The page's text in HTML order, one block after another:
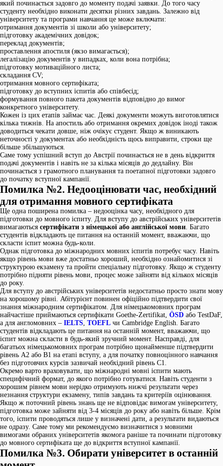
який починається задовго до моменту подачі заявки. До того часу
студенту необхідно виконати десятки різних завдань. Залежно від
університету та програми навчання це може включати:
отримання документів зі школи або університету;
підготовку академічних довідок;
переклад документів;
проставлення апостиля (якзо вимагається);
легалізацію документів у випадках, коли вона потрібна;
підготовку мотиваційного листа;
складання CV;
отримання мовного сертифіката;
підготовку до вступних іспитів або співбесід;
формування повного пакета документів відповідно до вимог
конкретного університету.
Кожен із цих етапів займає час. Деякі документи можуть виготовлятися
кілька тижнів. На апостиль або отримання окремих довідок іноді також
доводиться чекати довше, ніж очікує студент. Якщо ж виникають
неточності у документах або необхідність щось виправити, строки ще
більше збільшуються.
Саме тому успішний вступ до Австрії починається не в день відкриття
подачі документів і навіть не за кілька місяців до дедлайну. Він
починається з грамотного планування та поетапної підготовки задовго
до початку вступної кампанії.
Помилка №2. Недооцінювати час, необхідний
для отримання мовного сертифіката
Ще одна поширена помилка – недооцінка часу, необхідного для
підготовки до мовного іспиту. Для вступу до австрійських університетів
вимагаються сертифікати з німецької або англійської мови. Багато
студентів відкладають це питання на останній момент, вважаючи, що
скласти іспит можна будь-коли.
Однак підготовка до міжнародних мовних іспитів потребує часу. Навіть
якщо рівень мови вже достатньо хороший, необхідно ознайомитися зі
структурою екзамену та пройти спеціальну підготовку. Якщо ж студенту
потрібно підняти рівень мови, процес може зайняти від кількох місяців
до року.
Для вступу до австрійських університетів недостатньо просто знати мову
на хорошому рівні. Абітурієнт повинен офіційно підтвердити свої
знання міжнародним сертифікатом. Для німецькомовних програм
найчастіше приймаються сертифікати Goethe-Zertifikat, ÖSD або TestDaF,
а для англомовних – IELTS, TOEFL чи Cambridge English. Багато
студентів відкладають це питання на останній момент, вважаючи, що
іспит можна скласти в будь-який зручний момент. Насправді, для
багатьох німецькомовних програм потрібно щонайменше підтвердити
рівень А2 або В1 на етапі вступу, а для початку повноцінного навчання
без підготовчих курсів зазвичай необхідний рівень С1.
Окремо варто враховувати, що міжнародні мовні іспити мають
специфічний формат, до якого потрібно готуватися. Навіть студенти з
хорошим рівнем мови нерідко отримують нижчі результати через
незнання структури екзамену, типів завдань та критеріїв оцінювання.
Якщо ж поточний рівень знань ще не відповідає вимогам університету,
підготовка може зайняти від 3-4 місяців до року або навіть більше. Крім
того, іспити проводяться лише у визначені дати, а результати видаються
не одразу. Саме тому ми рекомендуємо визначитися з мовними
вимогами обраних університетів якомога раніше та починати підготовку
до мовного сертифіката ще до відкриття вступної кампанії.
Помилка №3. Обирати університет в останній